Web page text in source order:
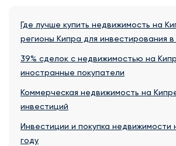
Где лучше купить недвижимость на
регионы Кипра для инвестирования
39% сделок с недвижимостью на
иностранные покупатели
Коммерческая недвижимость на
инвестиций
Инвестиции и покупка недвижимости
году